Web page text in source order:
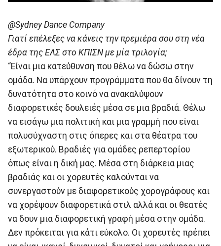
@Sydney Dance Company
Γιατί επέλεξες να κάνεις την πρεμιέρα σου στη νέα
έδρα της ΕΛΣ στο ΚΠΙΣΝ με μία τριλογία;
“Είναι μια κατεύθυνση που θέλω να δώσω στην
ομάδα. Να υπάρχουν προγράμματα που θα δίνουν τη
δυνατότητα στο κοινό να ανακαλύψουν
διαφορετικές δουλειές μέσα σε μια βραδιά. Θέλω
να εισάγω μια πολιτική και μια γραμμή που είναι
πολυσύχναστη στις όπερες και στα θέατρα του
εξωτερικού. Βραδιές για ομάδες ρεπερτορίου
όπως είναι η δική μας. Μέσα στη διάρκεια μιας
βραδιάς και οι χορευτές καλούνται να
συνεργαστούν με διαφορετικούς χορογράφους και
να χορέψουν διαφορετικά στιλ αλλά και οι θεατές
να δουν μια διαφορετική γραφή μέσα στην ομάδα.
Δεν πρόκειται για κάτι εύκολο. Οι χορευτές πρέπει